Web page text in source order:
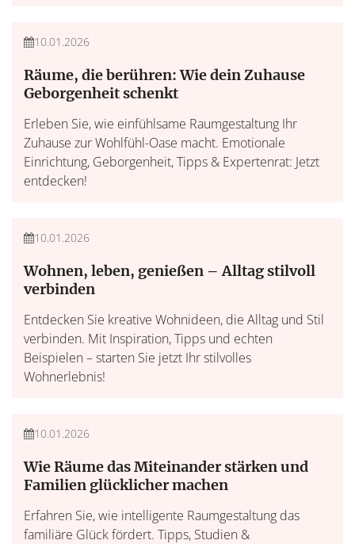
10.01.2026
Räume, die berühren: Wie dein Zuhause
Geborgenheit schenkt
Erleben Sie, wie einfühlsame Raumgestaltung Ihr
Zuhause zur Wohlfühl-Oase macht. Emotionale
Einrichtung, Geborgenheit, Tipps & Expertenrat: Jetzt
entdecken!
10.01.2026
Wohnen, leben, genießen – Alltag stilvoll
verbinden
Entdecken Sie kreative Wohnideen, die Alltag und Stil
verbinden. Mit Inspiration, Tipps und echten
Beispielen – starten Sie jetzt Ihr stilvolles
Wohnerlebnis!
10.01.2026
Wie Räume das Miteinander stärken und
Familien glücklicher machen
Erfahren Sie, wie intelligente Raumgestaltung das
familiäre Glück fördert. Tipps, Studien &